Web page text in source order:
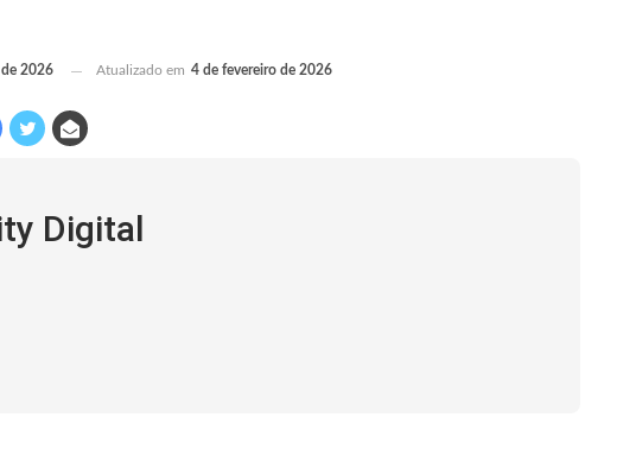
2026 Atualizado em 4 de fevereiro de 2026
Digital